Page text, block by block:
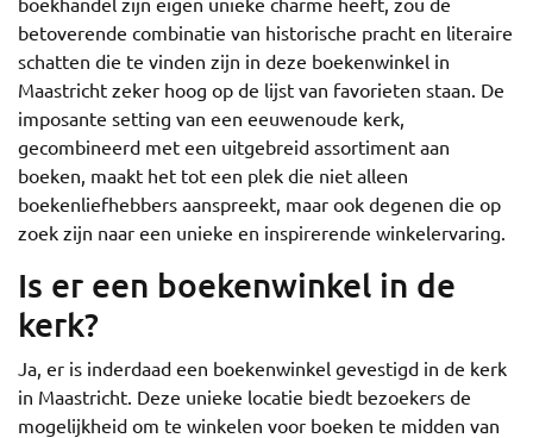
betoverende combinatie van historische pracht en literaire
schatten die te vinden zijn in deze boekenwinkel in
Maastricht zeker hoog op de lijst van favorieten staan. De
imposante setting van een eeuwenoude kerk,
gecombineerd met een uitgebreid assortiment aan
boeken, maakt het tot een plek die niet alleen
boekenliefhebbers aanspreekt, maar ook degenen die op
zoek zijn naar een unieke en inspirerende winkelervaring.
Is er een boekenwinkel in de
kerk?
Ja, er is inderdaad een boekenwinkel gevestigd in de kerk
in Maastricht. Deze unieke locatie biedt bezoekers de
mogelijkheid om te winkelen voor boeken te midden van